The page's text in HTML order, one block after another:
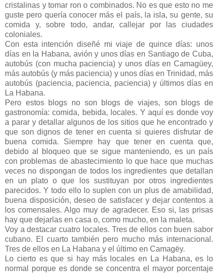
cristalinas y tomar ron o combinados. No es que esto no me
guste pero quería conocer más el país, la isla, su gente, su
comida y, sobre todo, andar, callejar por las ciudades
coloniales.
Con esta intención diseñé mi viaje de quince días: unos
días en la Habana, avión y unos días en Santiago de Cuba,
autobús (con mucha paciencia) y unos días en Camagüey,
más autobús (y más paciencia) y unos días en Trinidad, más
autobús (paciencia, paciencia, paciencia) y últimos días en
La Habana.
Pero estos blogs no son blogs de viajes, son blogs de
gastronomía: comida, bebida, locales. Y aquí es donde voy
a parar y detallar algunos de los sitios que he encontrado y
que son dignos de tener en cuenta si quieres disfrutar de
buena comida. Siempre hay que tener en cuenta que,
debido al bloqueo que se sigue manteniendo, es un país
con problemas de abastecimiento lo que hace que muchas
veces no dispongan de todos los ingredientes que detallan
en un plato o que los sustituyan por otros ingredientes
parecidos. Y todo ello lo suplen con un plus de amabilidad,
buena disposición, deseo de satisfacer y dejar contentos a
los comensales. Algo muy de agradecer. Eso si, las prisas
hay que dejarlas en casa o, como mucho, en la maleta.
Voy a destacar cuatro locales. Tres de ellos con buen sabor
cubano. El cuarto también pero mucho más internacional.
Tres de ellos en La Habana y el último en Camagëy.
Lo cierto es que si hay más locales en La Habana, es lo
normal porque es donde se concentra el mayor porcentaje